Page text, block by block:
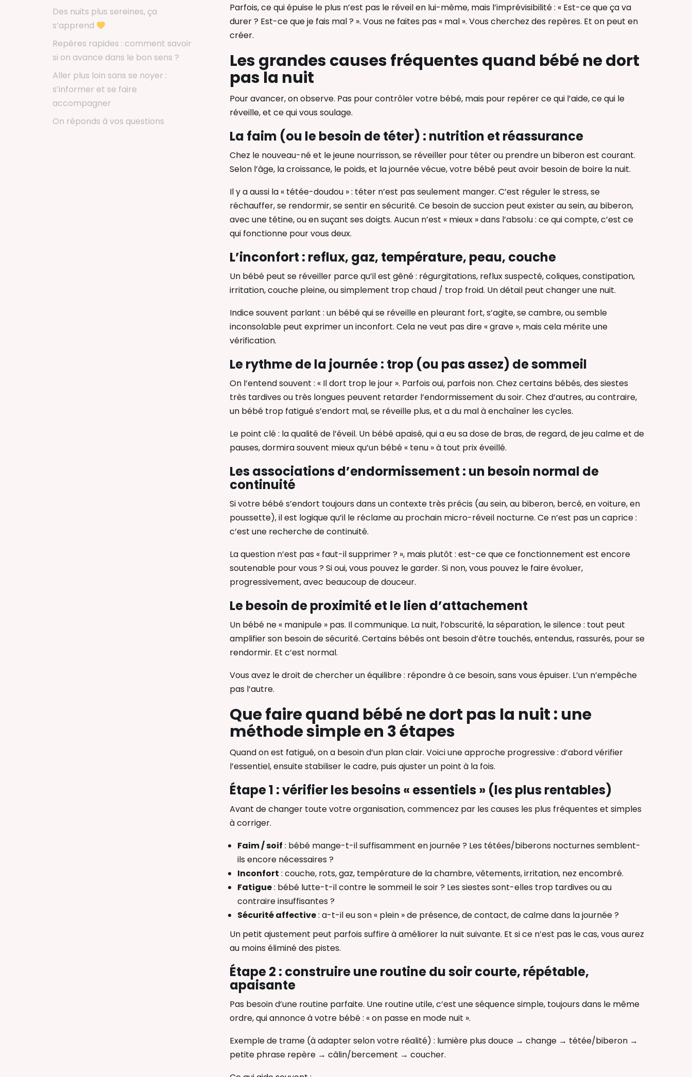
Des nuits plus sereines, ça
s’apprend
Repères rapides : comment savoir
si on avance dans le bon sens ?
Aller plus loin sans se noyer :
s’informer et se faire
accompagner
On réponds à vos questions
Parfois, ce qui épuise le plus n’est pas le réveil en lui-même, mais l’imprévisibilité : « Est-ce que ça va
durer ? Est-ce que je fais mal ? ». Vous ne faites pas « mal ». Vous cherchez des repères. Et on peut en
créer.
Les grandes causes fréquentes quand bébé ne dort
pas la nuit
Pour avancer, on observe. Pas pour contrôler votre bébé, mais pour repérer ce qui l’aide, ce qui le
réveille, et ce qui vous soulage.
La faim (ou le besoin de téter) : nutrition et réassurance
Chez le nouveau-né et le jeune nourrisson, se réveiller pour téter ou prendre un biberon est courant.
Selon l’âge, la croissance, le poids, et la journée vécue, votre bébé peut avoir besoin de boire la nuit.
Il y a aussi la « tétée-doudou » : téter n’est pas seulement manger. C’est réguler le stress, se
réchauffer, se rendormir, se sentir en sécurité. Ce besoin de succion peut exister au sein, au biberon,
avec une tétine, ou en suçant ses doigts. Aucun n’est « mieux » dans l’absolu : ce qui compte, c’est ce
qui fonctionne pour vous deux.
L’inconfort : reflux, gaz, température, peau, couche
Un bébé peut se réveiller parce qu’il est gêné : régurgitations, reflux suspecté, coliques, constipation,
irritation, couche pleine, ou simplement trop chaud / trop froid. Un détail peut changer une nuit.
Indice souvent parlant : un bébé qui se réveille en pleurant fort, s’agite, se cambre, ou semble
inconsolable peut exprimer un inconfort. Cela ne veut pas dire « grave », mais cela mérite une
vérification.
Le rythme de la journée : trop (ou pas assez) de sommeil
On l’entend souvent : « Il dort trop le jour ». Parfois oui, parfois non. Chez certains bébés, des siestes
très tardives ou très longues peuvent retarder l’endormissement du soir. Chez d’autres, au contraire,
un bébé trop fatigué s’endort mal, se réveille plus, et a du mal à enchaîner les cycles.
Le point clé : la qualité de l’éveil. Un bébé apaisé, qui a eu sa dose de bras, de regard, de jeu calme et de
pauses, dormira souvent mieux qu’un bébé « tenu » à tout prix éveillé.
Les associations d’endormissement : un besoin normal de
continuité
Si votre bébé s’endort toujours dans un contexte très précis (au sein, au biberon, bercé, en voiture, en
poussette), il est logique qu’il le réclame au prochain micro-réveil nocturne. Ce n’est pas un caprice :
c’est une recherche de continuité.
La question n’est pas « faut-il supprimer ? », mais plutôt : est-ce que ce fonctionnement est encore
soutenable pour vous ? Si oui, vous pouvez le garder. Si non, vous pouvez le faire évoluer,
progressivement, avec beaucoup de douceur.
Le besoin de proximité et le lien d’attachement
Un bébé ne « manipule » pas. Il communique. La nuit, l’obscurité, la séparation, le silence : tout peut
amplifier son besoin de sécurité. Certains bébés ont besoin d’être touchés, entendus, rassurés, pour se
rendormir. Et c’est normal.
Vous avez le droit de chercher un équilibre : répondre à ce besoin, sans vous épuiser. L’un n’empêche
pas l’autre.
Que faire quand bébé ne dort pas la nuit : une
méthode simple en 3 étapes
Quand on est fatigué, on a besoin d’un plan clair. Voici une approche progressive : d’abord vérifier
l’essentiel, ensuite stabiliser le cadre, puis ajuster un point à la fois.
Étape 1 : vérifier les besoins « essentiels » (les plus rentables)
Avant de changer toute votre organisation, commencez par les causes les plus fréquentes et simples
à corriger.
Faim / soif : bébé mange-t-il suffisamment en journée ? Les tétées/biberons nocturnes semblent-
ils encore nécessaires ?
Inconfort : couche, rots, gaz, température de la chambre, vêtements, irritation, nez encombré.
Fatigue: bébé lutte-t-il contre le sommeil le soir ? Les siestes sont-elles trop tardives ou au
contraire insuffisantes ?
Sécurité affective: a-t-il eu son « plein » de présence, de contact, de calme dans la journée ?
Un petit ajustement peut parfois suffire à améliorer la nuit suivante. Et si ce n’est pas le cas, vous aurez
au moins éliminé des pistes.
Étape 2 : construire une routine du soir courte, répétable,
apaisante
Pas besoin d’une routine parfaite. Une routine utile, c’est une séquence simple, toujours dans le même
ordre, qui annonce à votre bébé : « on passe en mode nuit ».
Exemple de trame (à adapter selon votre réalité) : lumière plus douce → change → tétée/biberon →
petite phrase repère → câlin/bercement → coucher.